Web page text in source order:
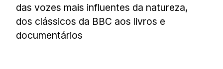
das vozes mais influentes da natureza,
dos clássicos da BBC aos livros e
documentários